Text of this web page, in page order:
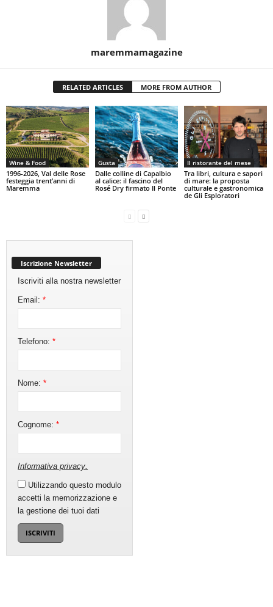
maremmamagazine
RELATED ARTICLES MORE FROM AUTHOR
Wine & Food
1996-2026, Val delle Rose
festeggia trent’anni di
Maremma
Gusta
Dalle colline di Capalbio
al calice: il fascino del
Rosé Dry firmato Il Ponte
Il ristorante del mese
Tra libri, cultura e sapori
di mare: la proposta
culturale e gastronomica
de Gli Esploratori
Iscrizione Newsletter
Iscriviti alla nostra newsletter
Email:*
Telefono:*
Nome:*
Cognome:*
Informativa privacy
Utilizzando questo modulo
accetti la memorizzazione e
la gestione dei tuoi dati